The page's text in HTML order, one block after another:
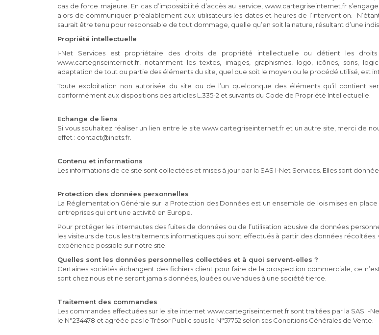
cas de force majeure. En cas d’impossibilité d’accès au service, www.cartegriseinternet.fr
alors de communiquer préalablement aux utilisateurs les dates et heures de l’intervention.
saurait être tenu pour responsable de tout dommage, quelle qu’en soit la nature, résultant d’une
Propriété intellectuelle
I-Net Services est propriétaire des droits de propriété intellectuelle ou détient les
www.cartegriseinternet.fr, notamment les textes, images, graphismes, logo, icônes, sons,
adaptation de tout ou partie des éléments du site, quel que soit le moyen ou le procédé utilisé, est
Toute exploitation non autorisée du site ou de l’un quelconque des éléments qu’il contient
conformément aux dispositions des articles L.335-2 et suivants du Code de Propriété Intellectuelle.
Echange de liens
Si vous souhaitez réaliser un lien entre le site www.cartegriseinternet.fr et un autre site, merci de
effet : contact@inets.fr.
Contenu et informations
Les informations de ce site sont collectées et mises à jour par la SAS I-Net Services. Elles sont
Protection des données personnelles
La Réglementation Générale sur la Protection des Données est un ensemble de lois mises en
entreprises qui ont une activité en Europe.
Pour protéger les internautes des fuites de données ou de l’utilisation abusive de données
les visiteurs de tous les traitements informatiques qui sont effectués à partir des données
expérience possible sur notre site.
Quelles sont les données personnelles collectées et à quoi servent-elles ?
Certaines sociétés échangent des fichiers client pour faire de la prospection commerciale, ce
sont chez nous et ne seront jamais données, louées ou vendues à une société tierce.
Traitement des commandes
Les commandes effectuées sur le site internet www.cartegriseinternet.fr sont traitées par la SAS I-
le N°234478 et agréée pas le Trésor Public sous le N°57752 selon ses Conditions Générales de Vente.